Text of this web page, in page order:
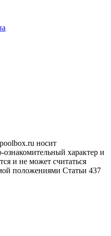
носит
характер и
и не может считаться
положениями Статьи 437